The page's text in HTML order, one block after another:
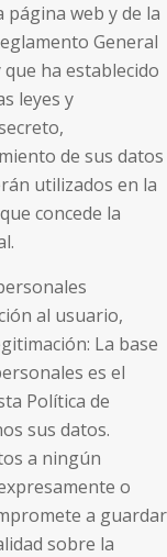
página web y de la
General
ha establecido
leyes y
de sus datos
utilizados en la
concede la
al usuario,
La base
es el
Política de
sus datos.
a ningún
o
a guardar
sobre la